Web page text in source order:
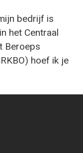
bedrijf is
het Centraal
Beroeps
hoef ik je